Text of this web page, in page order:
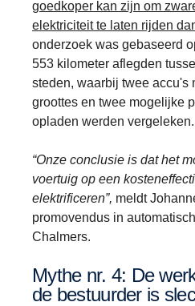
goedkoper kan zijn om
elektriciteit te laten rijden
onderzoek was gebaseerd
553 kilometer aflegden
steden, waarbij twee accu's
groottes en twee mogelijke
opladen werden vergeleken.
“Onze conclusie is dat het
voertuig op een
elektrificeren”, meldt
promovendus in
Chalmers.
Mythe nr. 4: De werkomgeving voor
de bestuurder is